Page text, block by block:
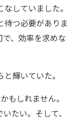
していました。
待つ必要がありま
、効率を求めな
輝いていた。
もしれません。
たい。そして、